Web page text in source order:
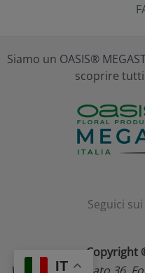
Siamo un OASIS®
scoprire
Seguici
Copyright
IT